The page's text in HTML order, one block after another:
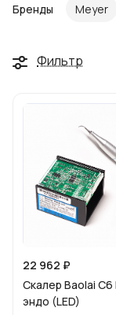
Бренды Meyer
Фильтр
22 962 ₽
Скалер Baolai C6
эндо (LED)